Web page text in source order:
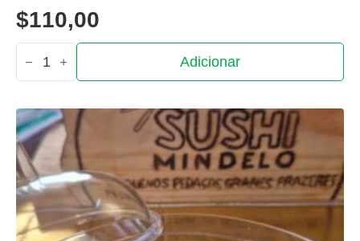
$110,00
Quantidade
de
Molho
Adicionar